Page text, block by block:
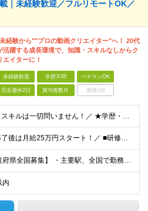
｜未経験歓迎／フルリモートOK／
経験から""プロの動画クリエイター"へ！ 20代
活躍する成長環境で、知識・スキルなしからク
エイターに！
未経験歓迎 学歴不問 ベテランOK
完全週休2日 賞与複数月 面接1回
＼経験・スキルは一切問いません！／ ★学歴・職歴不問 ★未経験・第二新卒歓迎！ ★正社員デビューも応援します！ 【こんな方にピッタリ！】 ✓ 動画やYouTube、TikTokを見るのが好きな方 ✓
＼研修修了後は月給25万円スタート！／ ■研修修了後 月給25万円＋賞与＋インセンティブ賞与 ※残業代は別途支給 ▽研修期間▽ 【未経験者】 ▶ 月給20万円～ 【固定残業代について】
【47都道府県全国募集】 ・主要駅、全国で勤務可能！ ・どこに住んでいても応募可能！ 【東京本社】 東京都品川区東品川5-9-2 在宅でコツコツ働きながら、長く安定して続けられます♪ 本社：〒1
内